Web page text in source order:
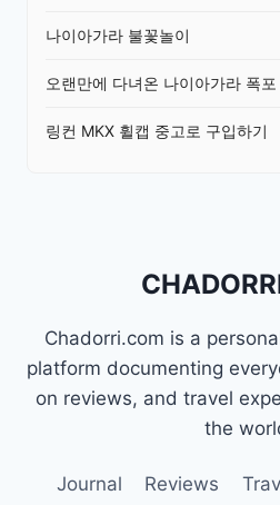
나이아가라 불꽃놀이
오랜만에 다녀온 나이아가라 폭포
링컨 MKX 휠캡 중고로 구입하기
Chadorri.com is a
platform documenting
on reviews, and travel
the
Journal Reviews